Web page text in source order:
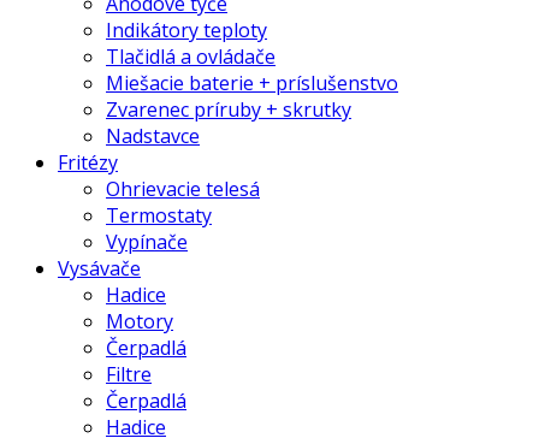
Indikátory teploty
Tlačidlá a ovládače
Miešacie baterie + príslušenstvo
Zvarenec príruby + skrutky
Nadstavce
Fritézy
Ohrievacie telesá
Termostaty
Vypínače
Vysávače
Hadice
Motory
Čerpadlá
Filtre
Čerpadlá
Hadice